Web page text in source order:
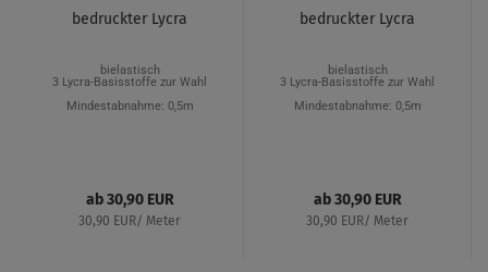
bedruckter Lycra
bielastisch
3 Lycra-Basisstoffe zur Wahl
Mindestabnahme: 0,5m
ab 30,90 EUR
30,90 EUR/ Meter
bedruckter Lycra
bielastisch
3 Lycra-Basisstoffe zur Wahl
Mindestabnahme: 0,5m
ab 30,90 EUR
30,90 EUR/ Meter